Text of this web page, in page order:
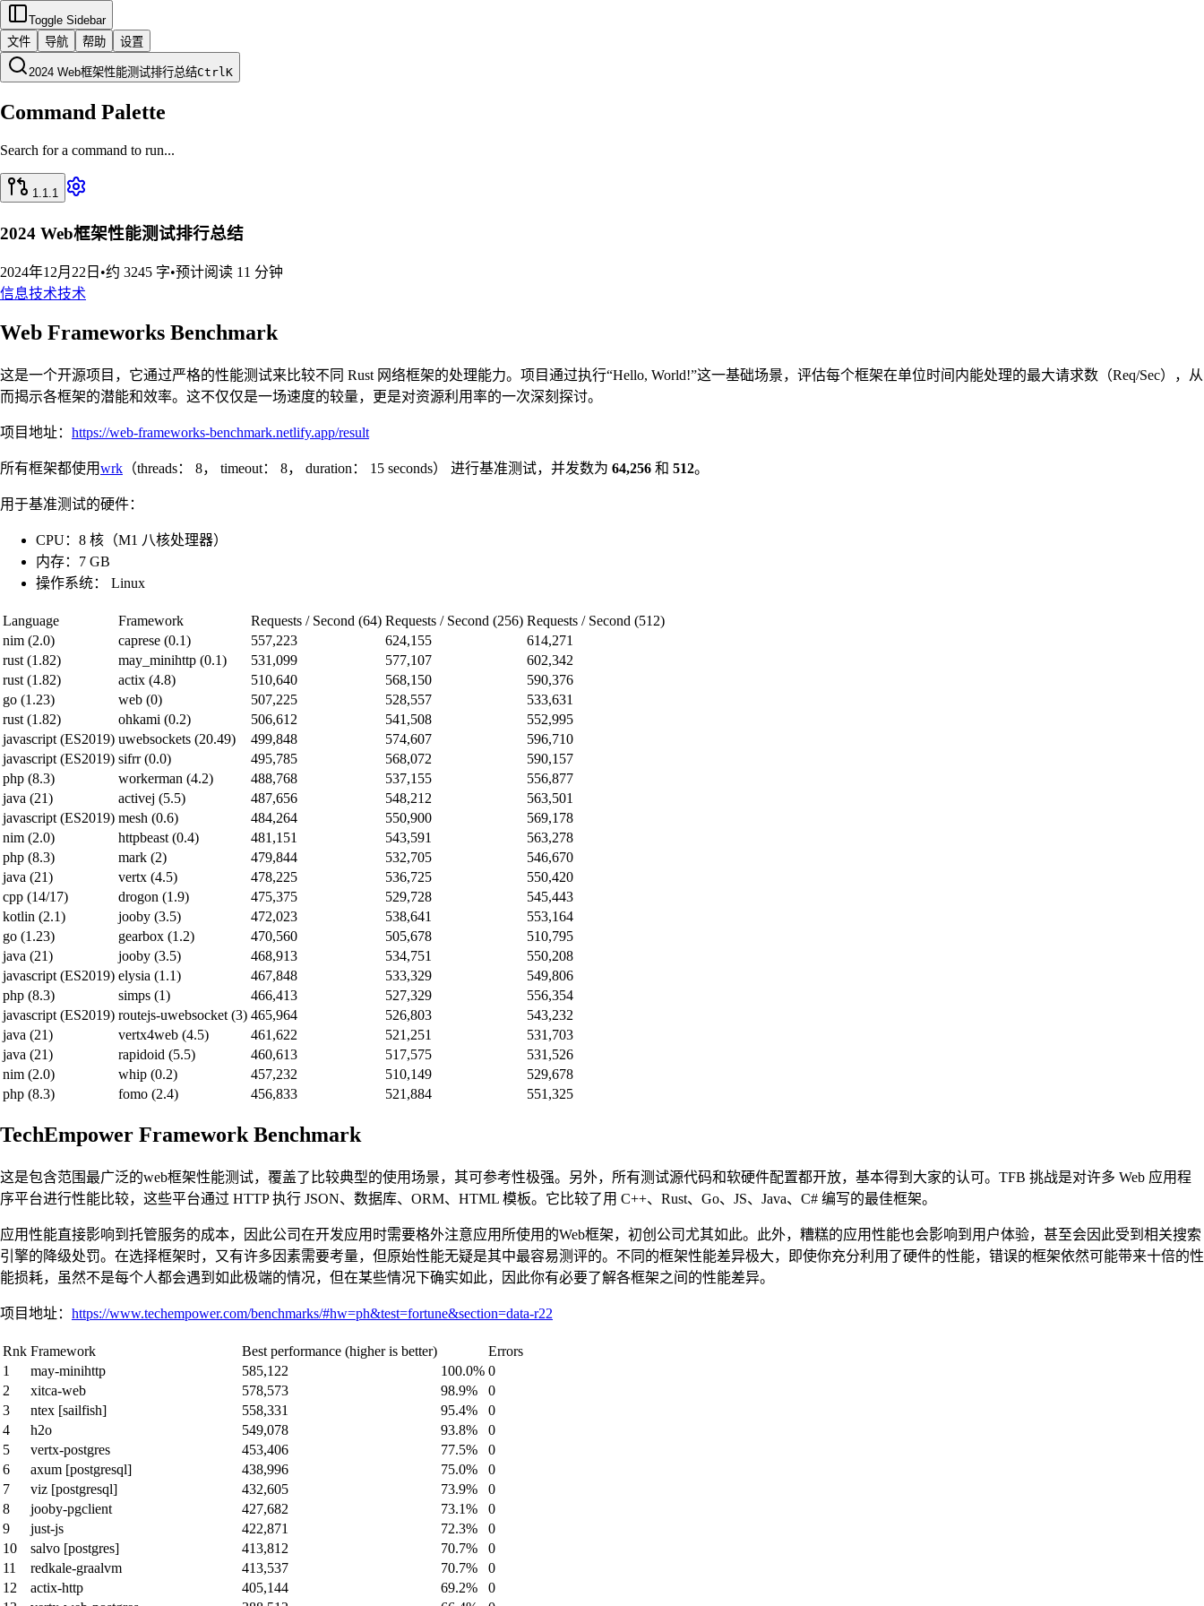
Toggle Sidebar
文件
导航 帮助 设置
2024 Web框架性能测试排行总结CtrlK
Command Palette
Search for a command to run...
1.1.1
2024 Web框架性能测试排行总结
2024年12月22日 •约 3245 字•预计阅读 11 分钟
信息技术技术
Web Frameworks Benchmark
这是一个开源项目，它通过严格的性能测试来比较不同 Rust 网络框架的处理能力。项目通过执行“Hello, World!”这一基础场景，评估每个框架在单位时间内能处理的最大请求数（Req/Sec），从
而揭示各框架的潜能和效率。这不仅仅是一场速度的较量，更是对资源利用率的一次深刻探讨。
项目地址： https://web-frameworks-benchmark.netlify.app/result
所有框架都使用wrk （threads： 8， timeout： 8， duration： 15 seconds） 进行基准测试，并发数为 64,256 和 512。
用于基准测试的硬件：
CPU：8 核（M1 八核处理器）
内存：7 GB
操作系统： Linux
Language Framework Requests / Second (64) Requests / Second (256) Requests / Second (512)
nim (2.0)
caprese (0.1) 557,223 624,155
614,271
rust (1.82)
may_minihttp (0.1) 531,099 577,107
602,342
rust (1.82)
actix (4.8) 510,640 568,150
590,376
go (1.23)
web (0) 507,225 528,557
533,631
rust (1.82)
ohkami (0.2) 506,612 541,508
552,995
javascript (ES2019) uwebsockets (20.49) 499,848 574,607
596,710
javascript (ES2019) sifrr (0.0) 495,785 568,072
590,157
php (8.3)
workerman (4.2) 488,768 537,155
556,877
java (21)
activej (5.5) 487,656 548,212
563,501
javascript (ES2019) mesh (0.6) 484,264 550,900
569,178
nim (2.0)
httpbeast (0.4) 481,151 543,591
563,278
php (8.3)
mark (2) 479,844 532,705
546,670
java (21)
vertx (4.5) 478,225 536,725
550,420
cpp (14/17)
drogon (1.9) 475,375 529,728
545,443
kotlin (2.1)
jooby (3.5) 472,023 538,641
553,164
go (1.23)
gearbox (1.2) 470,560 505,678
510,795
java (21)
jooby (3.5) 468,913 534,751
550,208
javascript (ES2019) elysia (1.1) 467,848 533,329
549,806
php (8.3)
simps (1) 466,413 527,329
556,354
javascript (ES2019) routejs-uwebsocket (3) 465,964 526,803
543,232
java (21)
vertx4web (4.5) 461,622 521,251
531,703
java (21)
rapidoid (5.5) 460,613 517,575
531,526
nim (2.0)
whip (0.2) 457,232 510,149
529,678
php (8.3)
fomo (2.4) 456,833 521,884 551,325
TechEmpower Framework Benchmark
这是包含范围最广泛的web框架性能测试，覆盖了比较典型的使用场景，其可参考性极强。另外，所有测试源代码和软硬件配置都开放，基本得到大家的认可。TFB 挑战是对许多 Web 应用程
序平台进行性能比较，这些平台通过 HTTP 执行 JSON、数据库、ORM、HTML 模板。它比较了用 C++、Rust、Go、JS、Java、C# 编写的最佳框架。
应用性能直接影响到托管服务的成本，因此公司在开发应用时需要格外注意应用所使用的Web框架，初创公司尤其如此。此外，糟糕的应用性能也会影响到用户体验，甚至会因此受到相关搜索
引擎的降级处罚。在选择框架时，又有许多因素需要考量，但原始性能无疑是其中最容易测评的。不同的框架性能差异极大，即使你充分利用了硬件的性能，错误的框架依然可能带来十倍的性
能损耗，虽然不是每个人都会遇到如此极端的情况，但在某些情况下确实如此，因此你有必要了解各框架之间的性能差异。
项目地址： https://www.techempower.com/benchmarks/#hw=ph&test=fortune&section=data-r22
Rnk Framework Best performance (higher is better)
Errors
1
may-minihttp 585,122 100.0% 0
2
xitca-web 578,573 98.9%
0
3
ntex [sailfish] 558,331 95.4%
0
4
h2o 549,078 93.8%
0
5
vertx-postgres 453,406 77.5%
0
6
axum [postgresql] 438,996 75.0%
0
7
viz [postgresql] 432,605 73.9%
0
8
jooby-pgclient 427,682 73.1%
0
9
just-js 422,871 72.3%
0
10
salvo [postgres] 413,812 70.7%
0
11
redkale-graalvm 413,537 70.7%
0
12
actix-http 405,144 69.2%
0